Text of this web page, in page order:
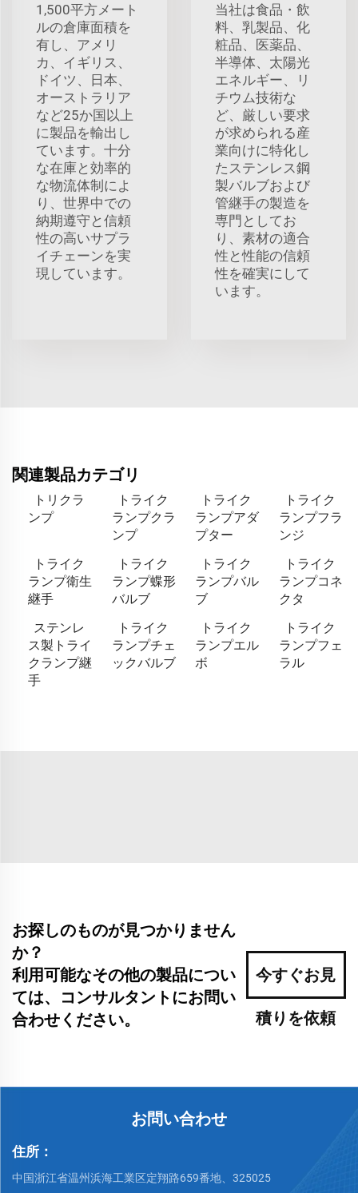
1,500平方メート
ルの倉庫面積を
有し、アメリ
カ、イギリス、
ドイツ、日本、
オーストラリア
など25か国以上
に製品を輸出し
ています。十分
な在庫と効率的
な物流体制によ
り、世界中での
納期遵守と信頼
性の高いサプラ
イチェーンを実
現しています。
当社は食品・飲
料、乳製品、化
粧品、医薬品、
半導体、太陽光
エネルギー、リ
チウム技術な
ど、厳しい要求
が求められる産
業向けに特化し
たステンレス鋼
製バルブおよび
管継手の製造を
専門としてお
り、素材の適合
性と性能の信頼
性を確実にして
います。
関連製品カテゴリ
トリクラ
ンプ
トライク
ランプクラ
ンプ
トライク
ランプアダ
プター
トライク
ランプフラ
ンジ
トライク
ランプ衛生
継手
トライク
ランプ蝶形
バルブ
トライク
ランプバル
ブ
トライク
ランプコネ
クタ
ステンレ
ス製トライ
クランプ継
手
トライク
ランプチェ
ックバルブ
トライク
ランプエル
ボ
トライク
ランプフェ
ラル
お探しのものが見つかりません
か？
利用可能なその他の製品につい
ては、コンサルタントにお問い
合わせください。
今すぐお見
積りを依頼
お問い合わせ
住所：
中国浙江省温州浜海工業区定翔路659番地、325025